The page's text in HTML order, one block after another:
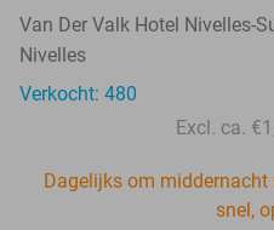
Van Der Valk Hotel Nivelles-
Nivelles
Verkocht: 480
Excl. ca.
Dagelijks om middernacht
snel,